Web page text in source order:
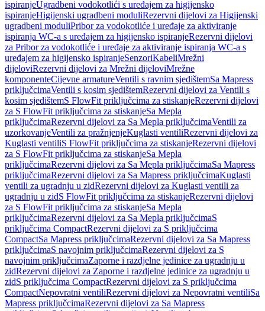
ispiranjeUgradbeni vodokotlići s uređajem za higijensko
ispiranjeHigijenski ugradbeni moduliRezervni dijelovi za Higijenski
ugradbeni moduliPribor za vodokotliće i uređaje za aktiviranje
ispiranja WC-a s uređajem za higijensko ispiranjeRezervni dijelovi
za Pribor za vodokotliće i uređaje za aktiviranje ispiranja WC-a s
uređajem za higijensko ispiranjeSenzoriKabeliMrežni
dijeloviRezervni dijelovi za Mrežni dijeloviMrežne
komponenteCijevne armatureVentili s ravnim sjedištemSa Mapress
priključcimaVentili s kosim sjedištemRezervni dijelovi za Ventili s
kosim sjedištemS FlowFit priključcima za stiskanjeRezervni dijelovi
za S FlowFit priključcima za stiskanjeSa Mepla
priključcimaRezervni dijelovi za Sa Mepla priključcimaVentili za
uzorkovanjeVentili za pražnjenjeKuglasti ventiliRezervni dijelovi za
Kuglasti ventiliS FlowFit priključcima za stiskanjeRezervni dijelovi
za S FlowFit priključcima za stiskanjeSa Mepla
priključcimaRezervni dijelovi za Sa Mepla priključcimaSa Mapress
priključcimaRezervni dijelovi za Sa Mapress priključcimaKuglasti
ventili za ugradnju u zidRezervni dijelovi za Kuglasti ventili za
ugradnju u zidS FlowFit priključcima za stiskanjeRezervni dijelovi
za S FlowFit priključcima za stiskanjeSa Mepla
priključcimaRezervni dijelovi za Sa Mepla priključcimaS
priključcima CompactRezervni dijelovi za S priključcima
CompactSa Mapress priključcimaRezervni dijelovi za Sa Mapress
priključcimaS navojnim priključcimaRezervni dijelovi za S
navojnim priključcimaZaporne i razdjelne jedinice za ugradnju u
zidRezervni dijelovi za Zaporne i razdjelne jedinice za ugradnju u
zidS priključcima CompactRezervni dijelovi za S priključcima
CompactNepovratni ventiliRezervni dijelovi za Nepovratni ventiliSa
Mapress priključcimaRezervni dijelovi za Sa Mapress